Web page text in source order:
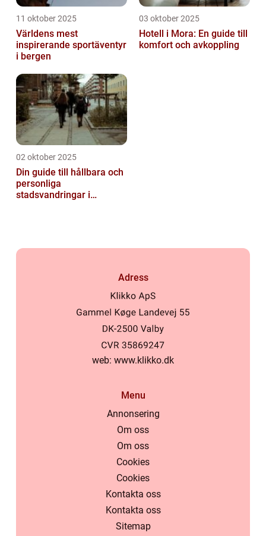
11 oktober 2025
Världens mest
inspirerande sportäventyr
i bergen
03 oktober 2025
Hotell i Mora: En guide till
komfort och avkoppling
02 oktober 2025
Din guide till hållbara och
personliga
stadsvandringar i
Adress
web: www.klikko.dk
Menu
Annonsering
Om oss
Om oss
Cookies
Cookies
Kontakta oss
Kontakta oss
Sitemap